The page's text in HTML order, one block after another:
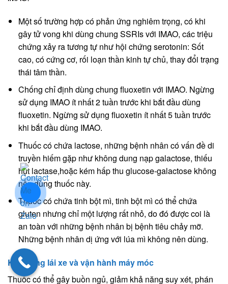
Một số trường hợp có phản ứng nghiêm trọng, có khi
gây tử vong khi dùng chung SSRIs với IMAO, các triệu
chứng xảy ra tương tự như hội chứng serotonin: Sốt
cao, có cứng cơ, rối loạn thần kinh tự chủ, thay đổi trạng
thái tâm thần.
Chống chỉ định dùng chung fluoxetin với IMAO. Ngừng
sử dụng IMAO ít nhất 2 tuần trước khi bắt đầu dùng
fluoxetin. Ngừng sử dụng fluoxetin ít nhất 5 tuần trước
khi bắt đầu dùng IMAO.
Thuốc có chứa lactose, những bệnh nhân có vấn đề di
truyền hiếm gặp như không dung nạp galactose, thiếu
hụt lactase,hoặc kém hấp thu glucose-galactose không
nên dùng thuốc này.
Thuốc có chứa tinh bột mì, tinh bột mì có thể chứa
gluten nhưng chỉ một lượng rất nhỏ, do đó được coi là
an toàn với những bệnh nhân bị bệnh tiêu chảy mỡ.
Những bệnh nhân dị ứng với lúa mì không nên dùng.
Khả năng lái xe và vận hành máy móc
Thuốc có thể gây buồn ngủ, giảm khả năng suy xét, phán